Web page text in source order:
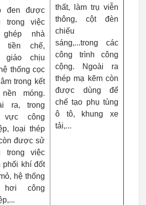
đen được
trong việc
nhà
tiền chế,
giáo chịu
thống cọc
trong kết
móng.
ra, trong
vực công
loại thép
được sử
trong việc
phối khí đốt
hệ thống
công
thất, làm trụ viễn
thông, cột đèn
chiếu
sáng,...trong các
công trình công
cộng. Ngoài ra
thép mạ kẽm còn
được dùng để
chế tạo phụ tùng
ô tô, khung xe
tải,...